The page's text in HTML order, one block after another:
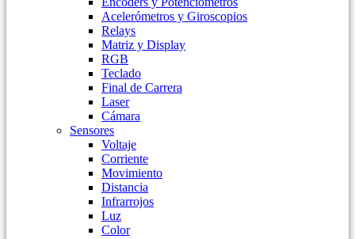
Acelerómetros y Giroscopios
Relays
Matriz y Display
RGB
Teclado
Final de Carrera
Laser
Cámara
Sensores
Voltaje
Corriente
Movimiento
Distancia
Infrarrojos
Luz
Color